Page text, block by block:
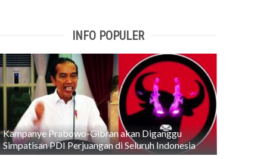
INFO POPULER
Kampanye Prabowo-Gibran akan Diganggu
Simpatisan PDI Perjuangan di Seluruh Indonesia